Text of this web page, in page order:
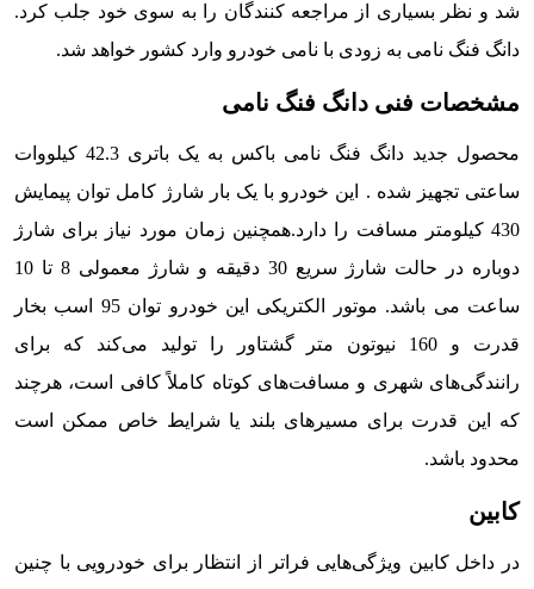
شد و نظر بسیاری از مراجعه کنندگان را به سوی خود جلب کرد.
دانگ فنگ نامی به زودی با نامی خودرو وارد کشور خواهد شد.
مشخصات فنی دانگ فنگ نامی
محصول جدید دانگ فنگ نامی باکس به یک باتری 42.3 کیلووات
ساعتی تجهیز شده . این خودرو با یک بار شارژ کامل توان پیمایش
430 کیلومتر مسافت را دارد.همچنین زمان مورد نیاز برای شارژ
دوباره در حالت شارژ سریع 30 دقیقه و شارژ معمولی 8 تا 10
ساعت می باشد. موتور الکتریکی این خودرو توان 95 اسب بخار
قدرت و 160 نیوتون متر گشتاور را تولید می‌کند که برای
رانندگی‌های شهری و مسافت‌های کوتاه کاملاً کافی است، هرچند
که این قدرت برای مسیرهای بلند یا شرایط خاص ممکن است
محدود باشد.
کابین
در داخل کابین ویژگی‌هایی فراتر از انتظار برای خودرویی با چنین